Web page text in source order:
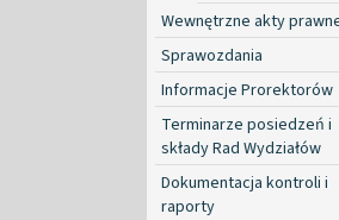
Wewnętrzne akty
Sprawozdania
Informacje Prorektorów
Terminarze posiedzeń i
składy Rad Wydziałów
Dokumentacja kontroli i
raporty